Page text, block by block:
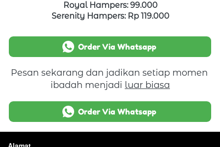
Royal Hampers: 99.000
Serenity Hampers: Rp 119.000
` Order Via Whatsapp
Pesan sekarang dan jadikan setiap momen
ibadah menjadi luar biasa
` Order Via Whatsapp